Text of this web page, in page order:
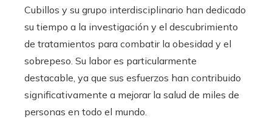
Cubillos y su grupo interdisciplinario han dedicado
su tiempo a la investigación y el descubrimiento
de tratamientos para combatir la obesidad y el
sobrepeso. Su labor es particularmente
destacable, ya que sus esfuerzos han contribuido
significativamente a mejorar la salud de miles de
personas en todo el mundo.